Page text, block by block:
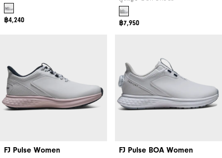
฿4,240 ฿7,950
FJ Pulse Women FJ Pulse BOA Women